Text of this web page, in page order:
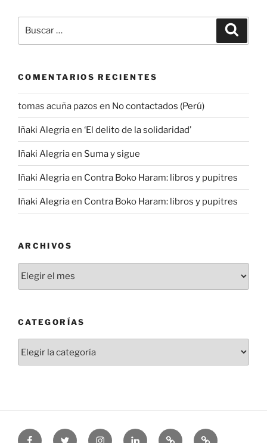
por:
COMENTARIOS RECIENTES
tomas acuña pazos en No contactados (Perú)
Iñaki Alegriaen ‘El delito de la solidaridad’
Iñaki Alegriaen Suma y sigue
Iñaki Alegriaen Contra Boko Haram: libros y pupitres
Iñaki Alegriaen Contra Boko Haram: libros y pupitres
ARCHIVOS
CATEGORÍAS
FacebookTwitter InstagramLinkedinThreadsBluesky